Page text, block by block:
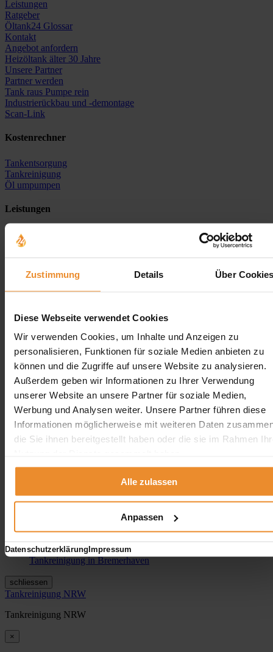
Zustimmung Details Über
Diese Webseite verwendet Cookies
Wir verwenden Cookies, um Inhalte und Anzeigen zu
personalisieren, Funktionen für soziale Medien anbieten zu
können und die Zugriffe auf unsere Website zu analysieren.
Außerdem geben wir Informationen zu Ihrer Verwendung
unserer Website an unsere Partner für soziale Medien,
Werbung und Analysen weiter. Unsere Partner führen diese
Informationen möglicherweise mit weiteren Daten
die Sie ihnen bereitgestellt haben oder die sie im Rahmen
Alle zulassen
Anpassen
DatenschutzerklärungImpressum
Leistungen
Ratgeber
Öltank24 Glossar
Kontakt
Angebot anfordern
Heizöltank älter 30 Jahre
Unsere Partner
Partner werden
Tank raus Pumpe rein
Industrierückbau und -demontage
Scan-Link
Kostenrechner
Tankentsorgung
Tankreinigung
Öl umpumpen
Leistungen
Öltankentsorgung
Tankreinigung
Heizöl-Ankauf
Erdtank stilllegen
Erdtank stilllegen vor Ort
Erdtank stilllegen NRW
Erdtank stilllegen Hamburg
Erdtank stilllegen Berlin
Erdtank stilllegen Bremen
Erdtank stilllegen Hessen
Erdtank stilllegen Niedersachsen
Tankreinigung vor Ort
Tankreinigung in der Nähe
Tankreinigung in Bremen
Tankreinigung in Bremerhaven
schliessen
Tankreinigung NRW
Tankreinigung NRW
×